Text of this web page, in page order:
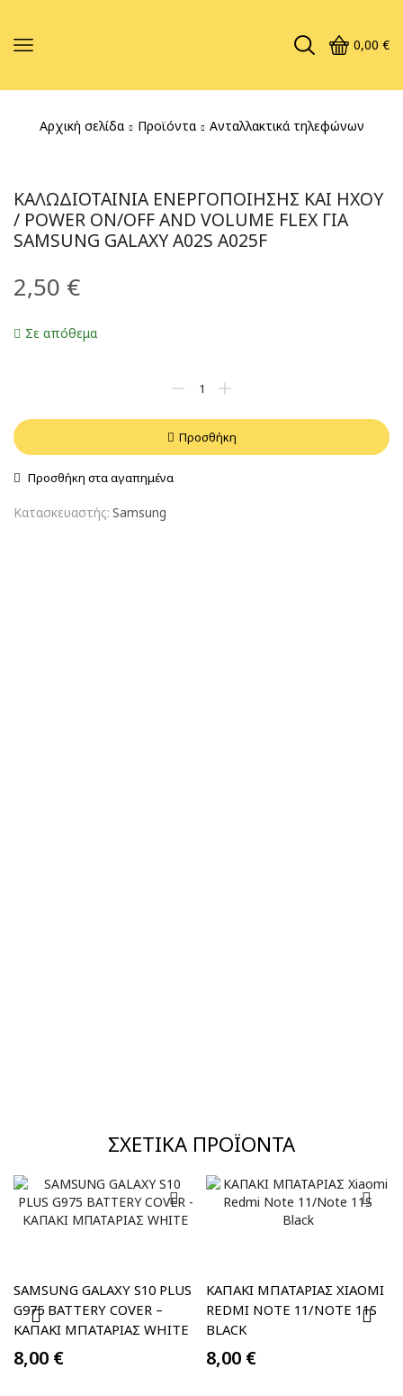
0,00 €
Αρχική σελίδα Προϊόντα Ανταλλακτικά τηλεφώνων
ΚΑΛΩΔΙΟΤΑΙΝΊΑ ΕΝΕΡΓΟΠΟΊΗΣΗΣ ΚΑΙ ΉΧΟΥ
/ POWER ON/OFF AND VOLUME FLEX ΓΙΑ
SAMSUNG GALAXY A02S A025F
2,50 €
Σε απόθεμα
Προσθήκη
Προσθήκη στα αγαπημένα
Κατασκευαστής: Samsung
ΣΧΕΤΙΚΆ ΠΡΟΪΌΝΤΑ
SAMSUNG GALAXY S10 PLUS
G975 BATTERY COVER –
ΚΑΠΑΚΙ ΜΠΑΤΑΡΙΑΣ WHITE
8,00 €
ΚΑΠΑΚΙ ΜΠΑΤΑΡΙΑΣ XIAOMI
REDMI NOTE 11/NOTE 11S
BLACK
8,00 €